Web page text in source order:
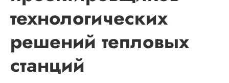
технологических
решений тепловых
станций